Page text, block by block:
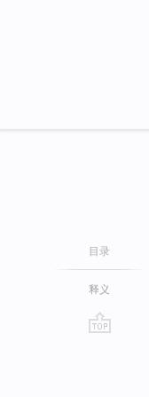
目录
释义